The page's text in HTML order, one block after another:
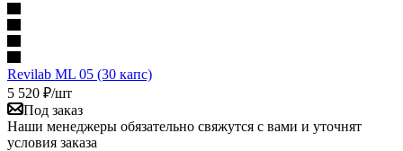
Revilab ML 05 (30 капс)
5 520 ₽/шт
Под заказ
Наши менеджеры обязательно свяжутся с вами и уточнят
условия заказа